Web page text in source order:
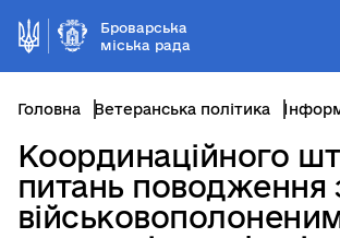
Броварська
міська рада
Головна Ветеранська політика
Координаційного
питань поводження